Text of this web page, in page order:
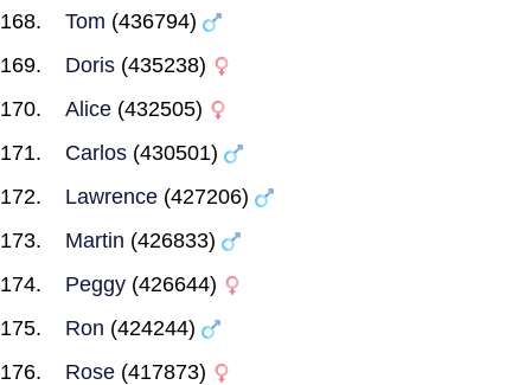
Tom (436794)
Doris (435238)
Alice (432505)
Carlos (430501)
Lawrence (427206)
Martin (426833)
Peggy (426644)
Ron (424244)
Rose (417873)